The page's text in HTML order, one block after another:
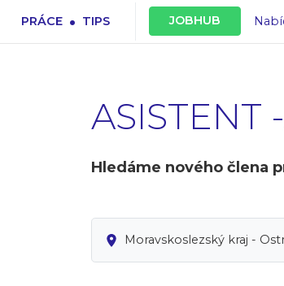
PRÁCE . TIPS JOBHUB
ASISTENT
Hledáme nového člena
Moravskoslezský kraj -